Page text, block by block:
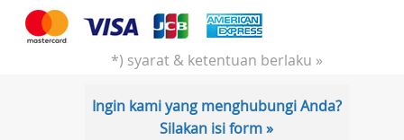
*) syarat & ketentuan berlaku »
Ingin kami yang menghubungi Anda?
Silakan isi form »